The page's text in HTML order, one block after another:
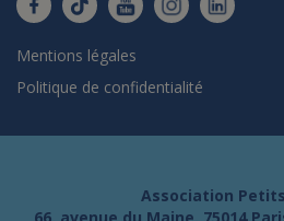
Mentions légales
Politique de confidentialité
Association